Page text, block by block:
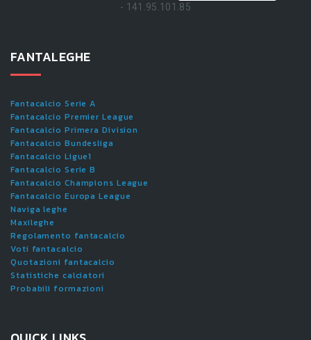
- 141.95.101.85
FANTALEGHE
Fantacalcio Serie A
Fantacalcio Premier League
Fantacalcio Primera Division
Fantacalcio Bundesliga
Fantacalcio Ligue1
Fantacalcio Serie B
Fantacalcio Champions League
Fantacalcio Europa League
Naviga leghe
Maxileghe
Regolamento fantacalcio
Voti fantacalcio
Quotazioni fantacalcio
Statistiche calciatori
Probabili formazioni